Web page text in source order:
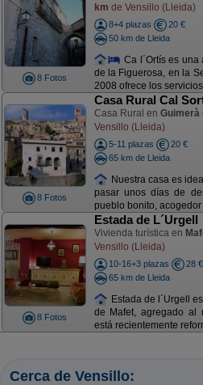
8 Fotos
km de Vensillo (Lleida)
8+4 plazas
20 €
50 km de Lleida
Ca l´Ortís es
de la Figuerosa, en la
2008 ofrece los
8 Fotos
Casa Rural Cal
Casa Rural en Guimerà
Vensillo (Lleida)
5-11 plazas
20 €
65 km de Lleida
Nuestra casa es
pasar unos días de
pueblo bonito, acogedor
8 Fotos
Estada de L´Urgell
Vivienda turística en
Vensillo (Lleida)
10-16+3 plazas
28 €
65 km de Lleida
Estada de l´Urgell
de Mafet, agregado al
está recientemente
Cerca de Vensillo: